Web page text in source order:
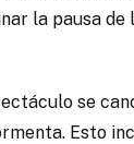
la pausa de
se
Esto